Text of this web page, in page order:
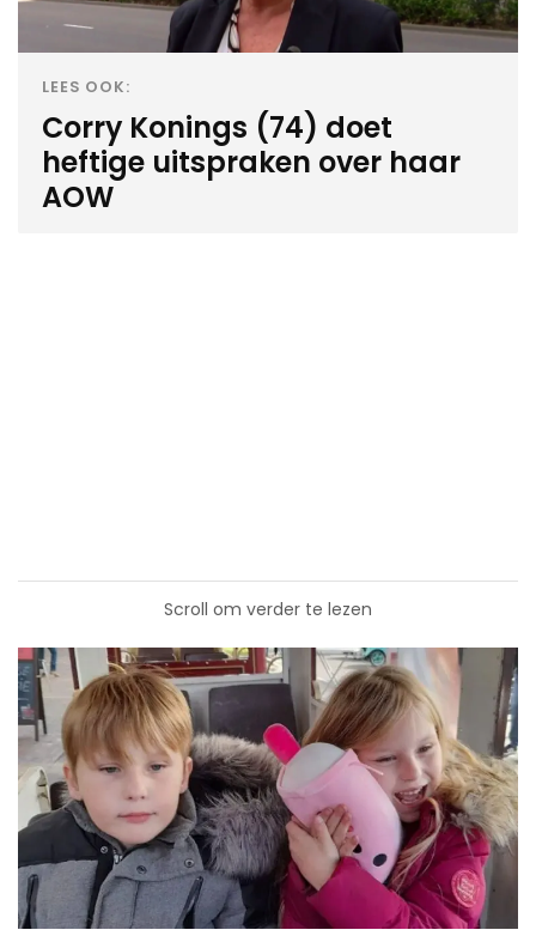
LEES OOK:
Corry Konings (74) doet
heftige uitspraken over haar
AOW
Scroll om verder te lezen